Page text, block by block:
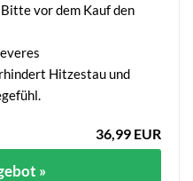
vor dem Kauf den
Hitzestau und
36,99 EUR
»